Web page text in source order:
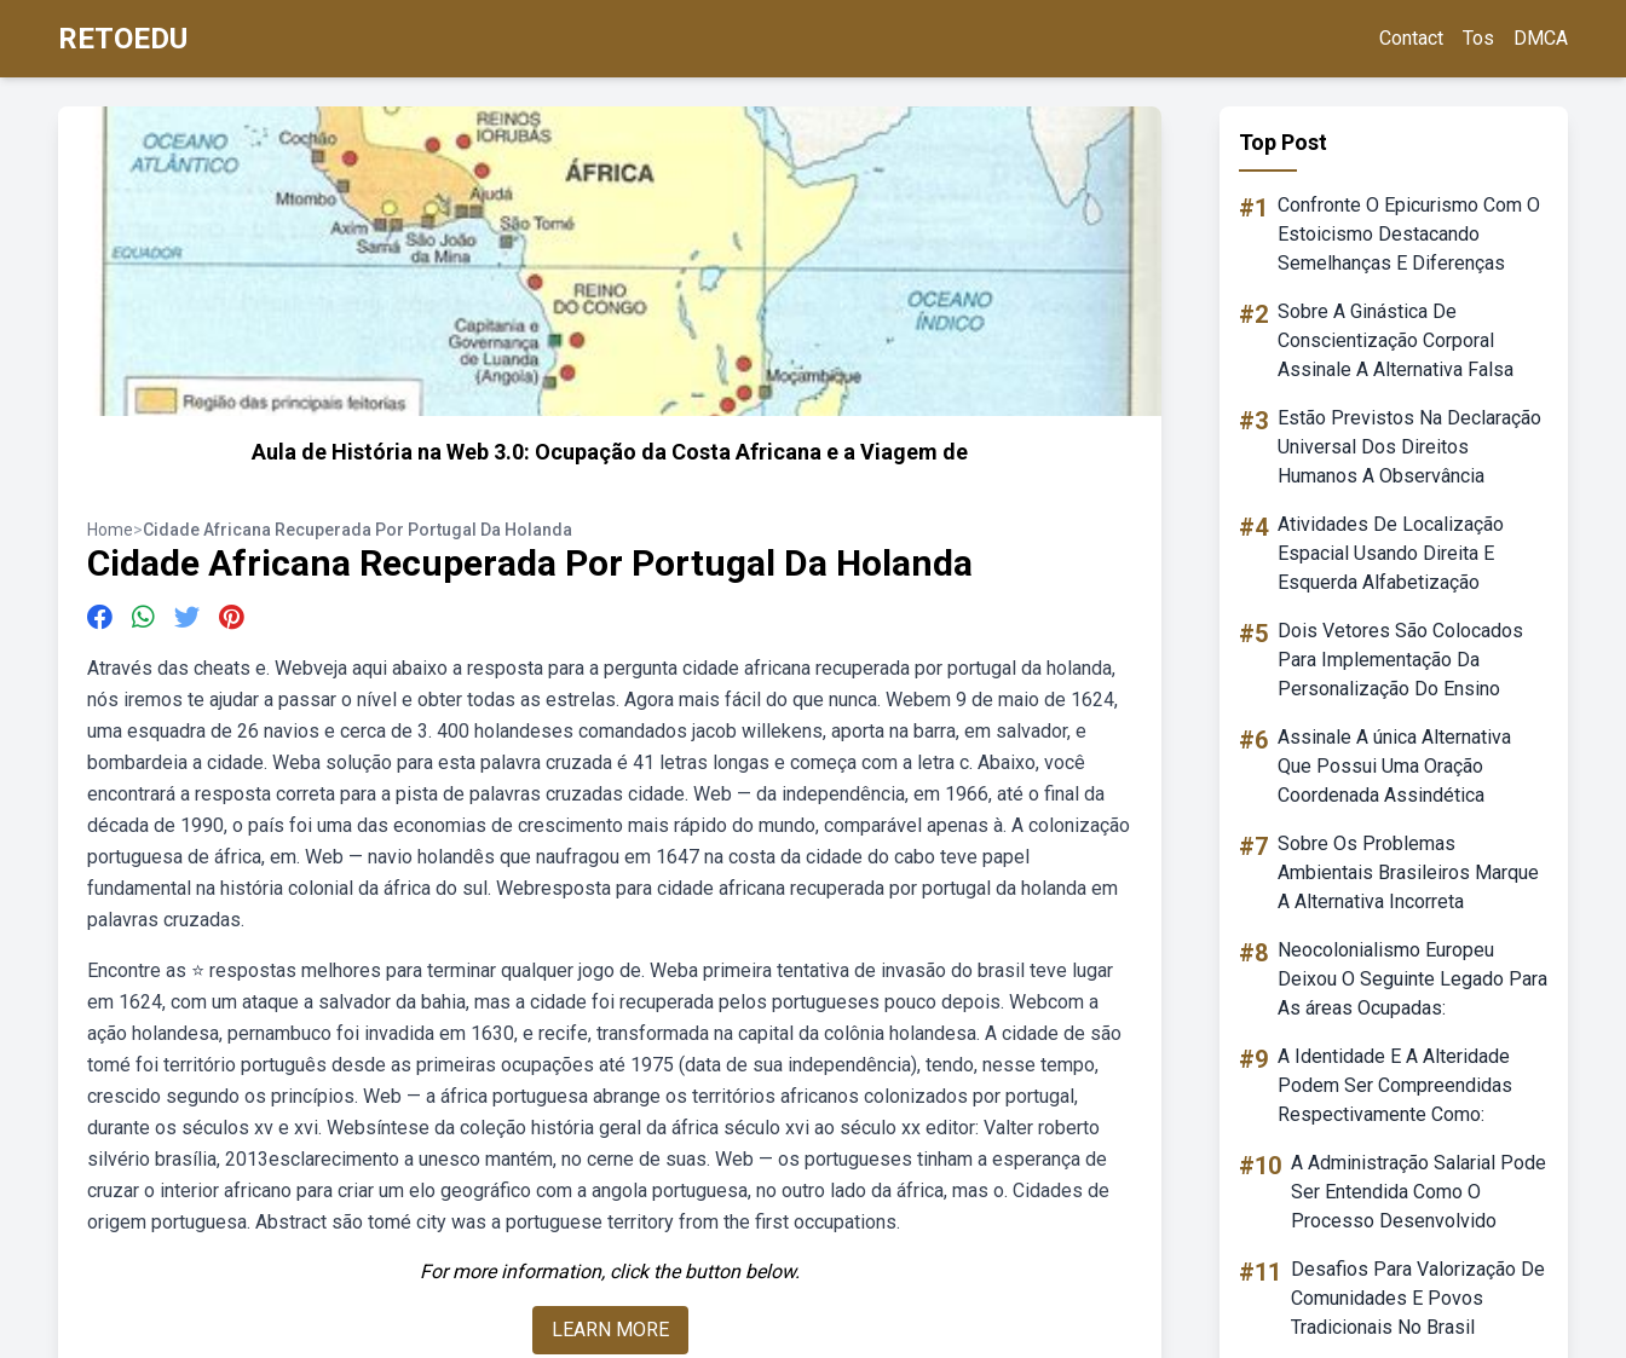
RETOEDU Contact Tos DMCA
Aula de História na Web 3.0: Ocupação da Costa Africana e a Viagem de
Home>Cidade Africana Recuperada Por Portugal Da Holanda
Cidade Africana Recuperada Por Portugal Da Holanda
Através das cheats e. Webveja aqui abaixo a resposta para a pergunta cidade africana recuperada por portugal da holanda,
nós iremos te ajudar a passar o nível e obter todas as estrelas. Agora mais fácil do que nunca. Webem 9 de maio de 1624,
uma esquadra de 26 navios e cerca de 3. 400 holandeses comandados jacob willekens, aporta na barra, em salvador, e
bombardeia a cidade. Weba solução para esta palavra cruzada é 41 letras longas e começa com a letra c. Abaixo, você
encontrará a resposta correta para a pista de palavras cruzadas cidade. Web — da independência, em 1966, até o final da
década de 1990, o país foi uma das economias de crescimento mais rápido do mundo, comparável apenas à. A colonização
portuguesa de áfrica, em. Web — navio holandês que naufragou em 1647 na costa da cidade do cabo teve papel
fundamental na história colonial da áfrica do sul. Webresposta para cidade africana recuperada por portugal da holanda em
palavras cruzadas.
Encontre as ⭐ respostas melhores para terminar qualquer jogo de. Weba primeira tentativa de invasão do brasil teve lugar
em 1624, com um ataque a salvador da bahia, mas a cidade foi recuperada pelos portugueses pouco depois. Webcom a
ação holandesa, pernambuco foi invadida em 1630, e recife, transformada na capital da colônia holandesa. A cidade de são
tomé foi território português desde as primeiras ocupações até 1975 (data de sua independência), tendo, nesse tempo,
crescido segundo os princípios. Web — a áfrica portuguesa abrange os territórios africanos colonizados por portugal,
durante os séculos xv e xvi. Websíntese da coleção história geral da áfrica século xvi ao século xx editor: Valter roberto
silvério brasília, 2013esclarecimento a unesco mantém, no cerne de suas. Web — os portugueses tinham a esperança de
cruzar o interior africano para criar um elo geográfico com a angola portuguesa, no outro lado da áfrica, mas o. Cidades de
origem portuguesa. Abstract são tomé city was a portuguese territory from the first occupations.
For more information, click the button below.
LEARN MORE
Top Post
#1 Confronte O Epicurismo Com O
Estoicismo Destacando
Semelhanças E Diferenças
#2 Sobre A Ginástica De
Conscientização Corporal
Assinale A Alternativa Falsa
#3 Estão Previstos Na Declaração
Universal Dos Direitos
Humanos A Observância
#4 Atividades De Localização
Espacial Usando Direita E
Esquerda Alfabetização
#5 Dois Vetores São Colocados
Para Implementação Da
Personalização Do Ensino
#6 Assinale A única Alternativa
Que Possui Uma Oração
Coordenada Assindética
#7 Sobre Os Problemas
Ambientais Brasileiros Marque
A Alternativa Incorreta
#8 Neocolonialismo Europeu
Deixou O Seguinte Legado Para
As áreas Ocupadas:
#9 A Identidade E A Alteridade
Podem Ser Compreendidas
Respectivamente Como:
#10 A Administração Salarial Pode
Ser Entendida Como O
Processo Desenvolvido
#11
Desafios Para Valorização De
Comunidades E Povos
Tradicionais No Brasil